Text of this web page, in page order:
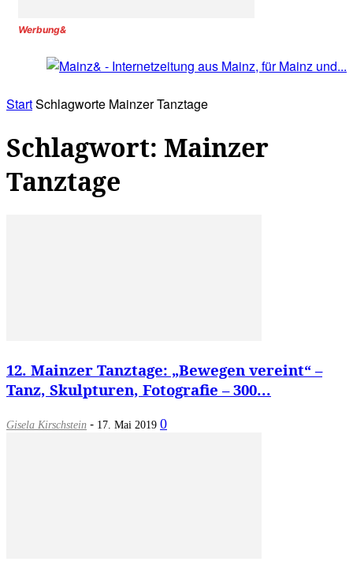
Werbung&
StartSchlagworte Mainzer Tanztage
Schlagwort: Mainzer
Tanztage
12. Mainzer Tanztage: „Bewegen vereint“ –
Tanz, Skulpturen, Fotografie – 300...
Gisela Kirschstein - 17. Mai 2019 0